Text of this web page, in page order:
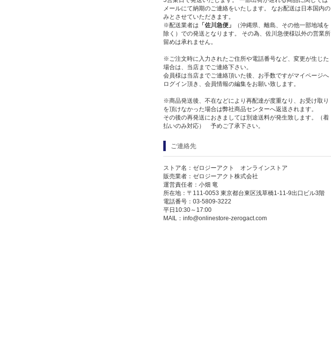
メールにて納期のご連絡をいたします。 なお配送は日本国内の
みとさせていただきます。
※配送業者は 「佐川急便」
（沖縄県、離島、その他一部地域を
除く）での発送となります。 その為、佐川急便様以外の営業所
留めは承れません。
※ご注文時に入力されたご住所や電話番号など、変更が生じた
場合は、当店までご連絡下さい。
会員様は当店までご連絡頂いた後、お手数ですがマイページへ
ログイン頂き、会員情報の編集をお願い致します。
※商品発送後、不在などにより再配達が度重なり、お受け取り
を頂けなかった場合は弊社商品センターへ返送されます。
その後の再発送におきましては別途送料が発生致します。（着
払いのみ対応） 予めご了承下さい。
ご連絡先
ストア名：ゼロジーアクト オンラインストア
販売業者：ゼロジーアクト株式会社
運営責任者：小畑 竜
所在地：〒111-0053 東京都台東区浅草橋1-11-9出口ビル3階
電話番号：03-5809-3222
平日10:30～17:00
MAIL： info@onlinestore-zerogact.com